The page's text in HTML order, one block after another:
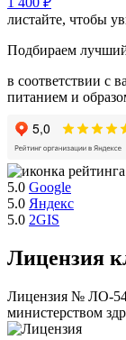
листайте, чтобы
Подбираем
в соответствии с
питанием и
5.0 Google
5.0 Яндекс
5.0 2GIS
Лицензия
Лицензия № ЛО-
министерством